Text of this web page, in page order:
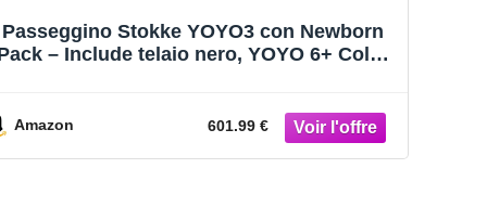
Passeggino Stokke YOYO3 con Newborn
– Include telaio nero, YOYO 6+ Color
Amazon 601.99 €